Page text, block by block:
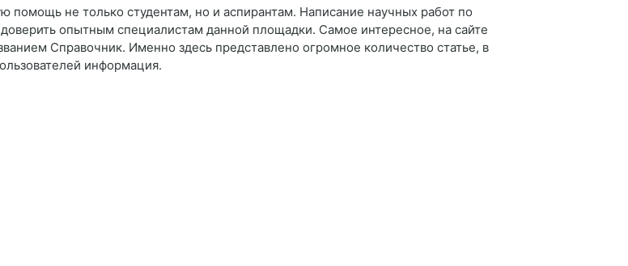
помощь не только студентам, но и аспирантам. Написание научных работ по
опытным специалистам данной площадки. Самое интересное, на сайте
Справочник. Именно здесь представлено огромное количество статье, в
информация.